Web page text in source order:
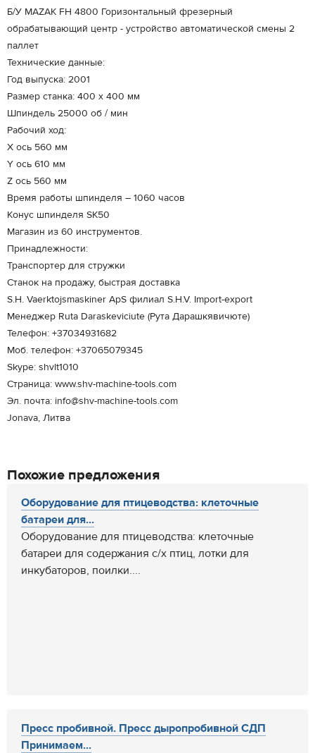
Б/У MAZAK FH 4800 Горизонтальный фрезерный
обрабатывающий центр - устройство автоматической смены 2
паллет
Технические данные:
Год выпуска: 2001
Размер станка: 400 x 400 мм
Шпиндель 25000 об / мин
Рабочий ход:
X ось 560 мм
Y ось 610 мм
Z ось 560 мм
Время работы шпинделя – 1060 часов
Конус шпинделя SK50
Магазин из 60 инструментов.
Принадлежности:
Транспортер для стружки
Cтанок на продажу, быстрая доставка
S.H. Vaerktojsmaskiner ApS филиал S.H.V. Import-export
Менеджер Ruta Daraskeviciute (Рута Дарашкявичюте)
Телефон: +37034931682
Моб. телефон: +37065079345
Skype: shvlt1010
Страница: www.shv-machine-tools.com
Эл. почта: info@shv-machine-tools.com
Jonava, Литва
Похожие предложения
Оборудование для птицеводства: клеточные
батареи для...
Оборудование для птицеводства: клеточные
батареи для содержания с/х птиц, лотки для
инкубаторов, поилки....
Пресс пробивной. Пресс дыропробивной СДП
Принимаем...